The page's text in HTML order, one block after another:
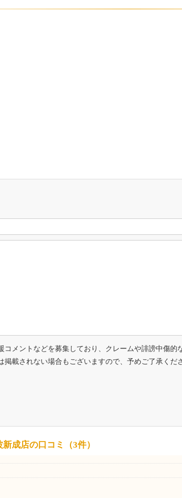
コメントなどを募集しており、クレームや誹謗中傷
掲載されない場合もございますので、予めご了承くだ
成店の口コミ（3件）